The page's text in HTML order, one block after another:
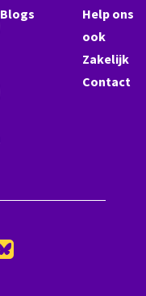
Blogs
Help ons
ook
Zakelijk
Contact